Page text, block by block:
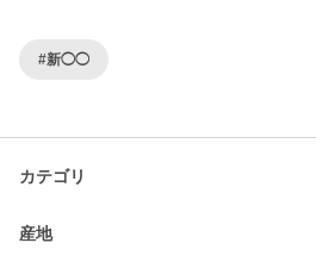
#新◯◯
カテゴリ
産地